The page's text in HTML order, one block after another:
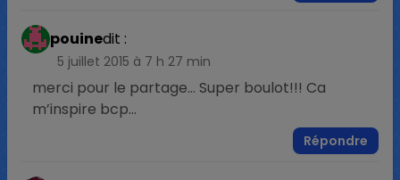
pouinedit :
5 juillet 2015 à 7 h 27 min
merci pour le partage… Super boulot!!! Ca
m’inspire bcp…
Répondre